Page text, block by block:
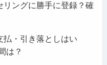
ングに勝手に登録？確
払・引き落としはい
は？